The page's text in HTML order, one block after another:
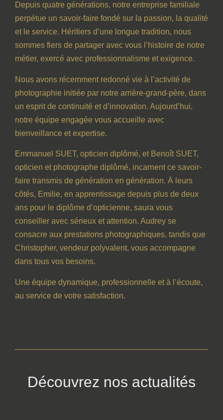
Depuis quatre générations, notre entreprise familiale
perpétue un savoir-faire fondé sur la passion, la qualité
et le service. Héritiers d’une longue tradition, nous
sommes fiers de partager avec vous l’histoire de notre
métier, exercé avec professionnalisme et exigence.
Nous avons récemment redonné vie à l’activité de
photographie initiée par notre arrière-grand-père, dans
un esprit de continuité et d’innovation. Aujourd’hui,
notre équipe engagée vous accueille avec
bienveillance et expertise.
Emmanuel SUET, opticien diplômé, et Benoît SUET,
opticien et photographe diplômé, incarnent ce savoir-
faire transmis de génération en génération. À leurs
côtés, Emilie, en apprentissage depuis plus de deux
ans pour le diplôme d’opticienne, saura vous
conseiller avec sérieux et attention. Audrey se
consacre aux prestations photographiques, tandis que
Christopher, vendeur polyvalent, vous accompagne
dans tous vos besoins.
Une équipe dynamique, professionnelle et à l’écoute,
au service de votre satisfaction.
Découvrez nos actualités